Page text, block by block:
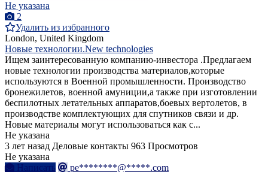
Не указана
2
Удалить из избранного
London, United Kingdom
Новые технологии.New technologies
Ищем заинтересованную компанию-инвестора .Предлагаем
новые технологии производства материалов,которые
используются в Военной промышленности. Производство
бронежилетов, военной амуниции,а также при изготовлении
беспилотных летательных аппаратов,боевых вертолетов, в
производстве комплектующих для спутников связи и др.
Новые материалы могут использоваться как с...
Не указана
3 лет назад Деловые контакты 963 Просмотров
Не указана
Написать
pe********@*****.com